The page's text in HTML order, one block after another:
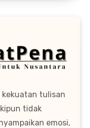
kekuatan tulisan
tidak
emosi,